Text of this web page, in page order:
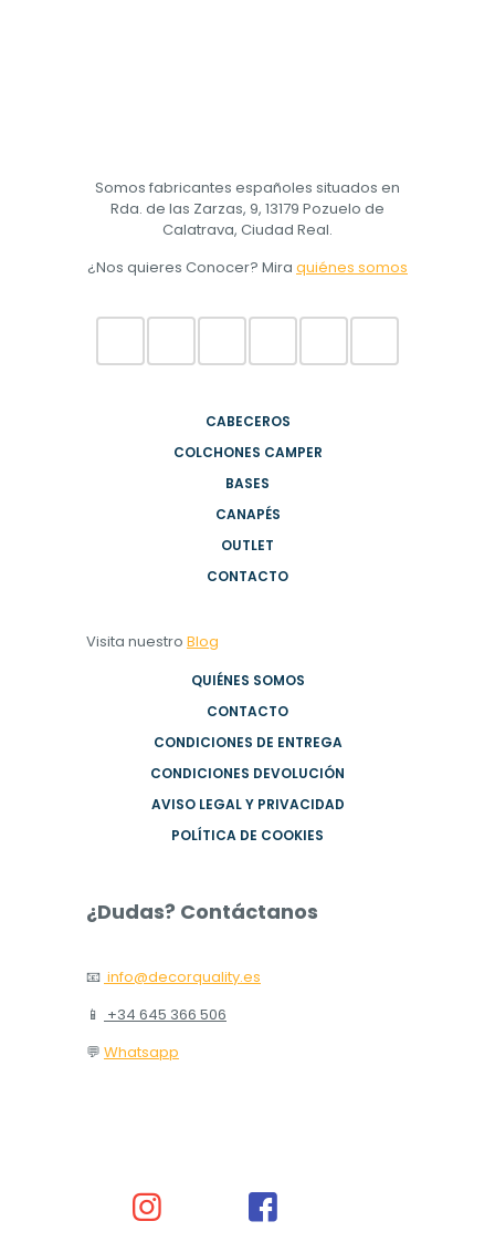
Somos fabricantes españoles situados en
Rda. de las Zarzas, 9, 13179 Pozuelo de
Calatrava, Ciudad Real.
¿Nos quieres Conocer? Mira quiénes somos
CABECEROS
COLCHONES CAMPER
BASES
CANAPÉS
OUTLET
CONTACTO
Visita nuestro Blog
QUIÉNES SOMOS
CONTACTO
CONDICIONES DE ENTREGA
CONDICIONES DEVOLUCIÓN
AVISO LEGAL Y PRIVACIDAD
POLÍTICA DE COOKIES
¿Dudas? Contáctanos
📧 info@decorquality.es
📱
+34 645 366 506
💬 Whatsapp